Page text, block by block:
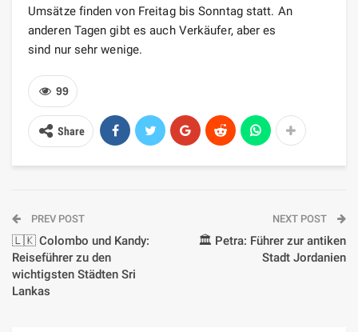
Umsätze finden von Freitag bis Sonntag statt. An
anderen Tagen gibt es auch Verkäufer, aber es
sind nur sehr wenige.
99
Share
PREV POST
🇱🇰 Colombo und Kandy:
Reiseführer zu den
wichtigsten Städten Sri
Lankas
NEXT POST
🏛️ Petra: Führer zur antiken
Stadt Jordanien